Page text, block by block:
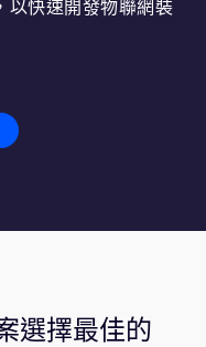
以快速開發物聯網裝
選擇最佳的